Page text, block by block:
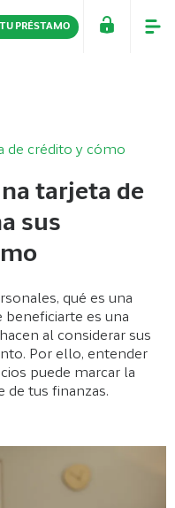
PRÉSTAMO
de crédito y cómo
tarjeta de
sus
qué es una
beneficiarte es una
al considerar sus
Por ello, entender
puede marcar la
de tus finanzas.